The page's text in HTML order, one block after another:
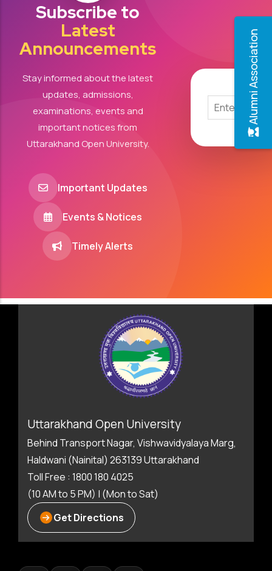
Alumni Association
Subscribe to
Latest
Announcements
Stay informed about the latest
updates, admissions,
examinations, events and
important notices from
Uttarakhand Open University.
Important Updates
Events & Notices
Timely Alerts
Uttarakhand Open University
Behind Transport Nagar, Vishwavidyalaya Marg,
Haldwani (Nainital) 263139 Uttarakhand
Toll Free : 1800 180 4025
(10 AM to 5 PM) | (Mon to Sat)
Get Directions